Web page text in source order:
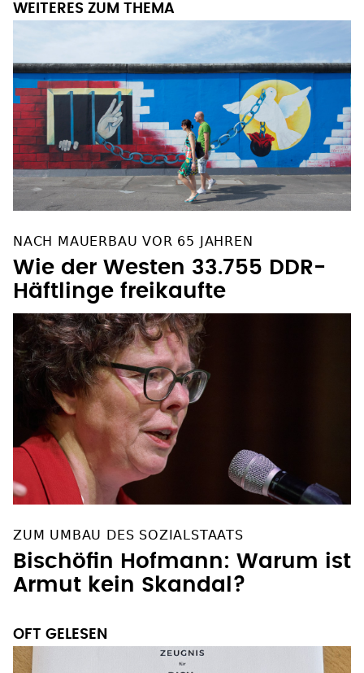
WEITERES ZUM THEMA
NACH MAUERBAU VOR 65 JAHREN
Wie der Westen 33.755 DDR-
Häftlinge freikaufte
ZUM UMBAU DES SOZIALSTAATS
Bischöfin Hofmann: Warum ist
Armut kein Skandal?
OFT GELESEN